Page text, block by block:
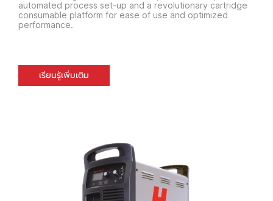
automated process set-up and a revolutionary cartridge
consumable platform for ease of use and optimized
performance.
เรียนรู้เพิ่มเติม